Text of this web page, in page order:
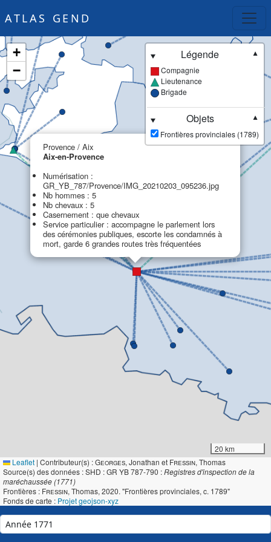
ATLAS GEND
Provence / Aix
Aix-en-Provence
Numérisation :
GR_YB_787/Provence/IMG_20210203_095236.jpg
Nb hommes : 5
Nb chevaux : 5
Casernement : que chevaux
Service particulier : accompagne le parlement lors
des cérémonies publiques, escorte les condamnés à
mort, garde 6 grandes routes très fréquentées
×
+
−
Légende
▼
Compagnie
Lieutenance
Brigade
Objets
▼
Frontières provinciales (1789)
20 km
Leaflet | Contributeur(s) :Georges, Jonathan et Fressin, Thomas
Source(s) des données : SHD : GR YB 787-790 :Registres d'inspection de la
maréchaussée (1771)
Frontières : Fressin, Thomas, 2020. "Frontières provinciales, c. 1789"
Fonds de carte : Projet geojson-xyz